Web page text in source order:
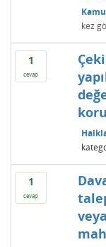
kez
1
cevap
1
cevap
mah